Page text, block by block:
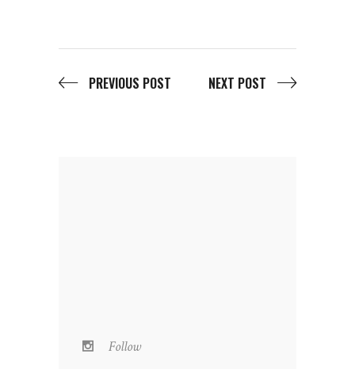
PREVIOUS POST NEXT POST
Follow